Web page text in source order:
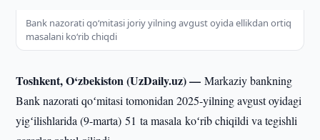
Bank nazorati qoʻmitasi joriy yilning avgust oyida ellikdan ortiq
masalani koʻrib chiqdi
Toshkent, O‘zbekiston (UzDaily.uz) —Markaziy bankning
Bank nazorati qoʻmitasi tomonidan 2025-yilning avgust oyidagi
yigʻilishlarida (9-marta) 51 ta masala koʻrib chiqildi va tegishli